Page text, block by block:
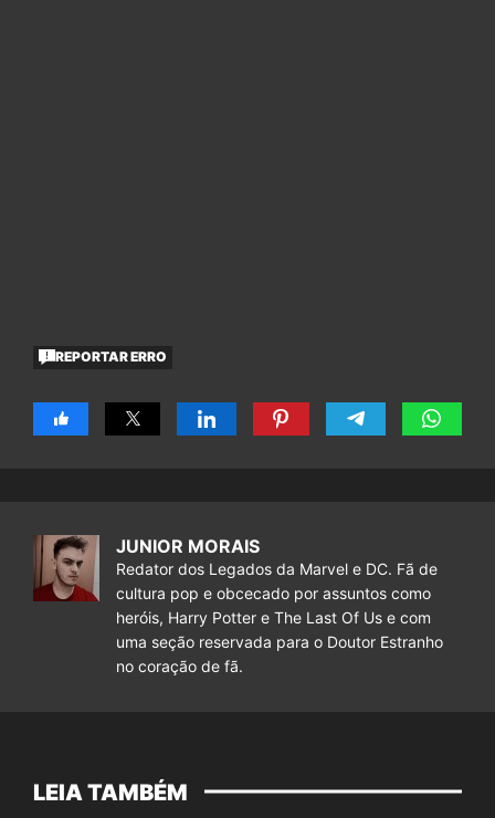
REPORTAR ERRO
JUNIOR MORAIS
Redator dos Legados da Marvel e DC. Fã de
cultura pop e obcecado por assuntos como
heróis, Harry Potter e The Last Of Us e com
uma seção reservada para o Doutor Estranho
no coração de fã.
LEIA TAMBÉM